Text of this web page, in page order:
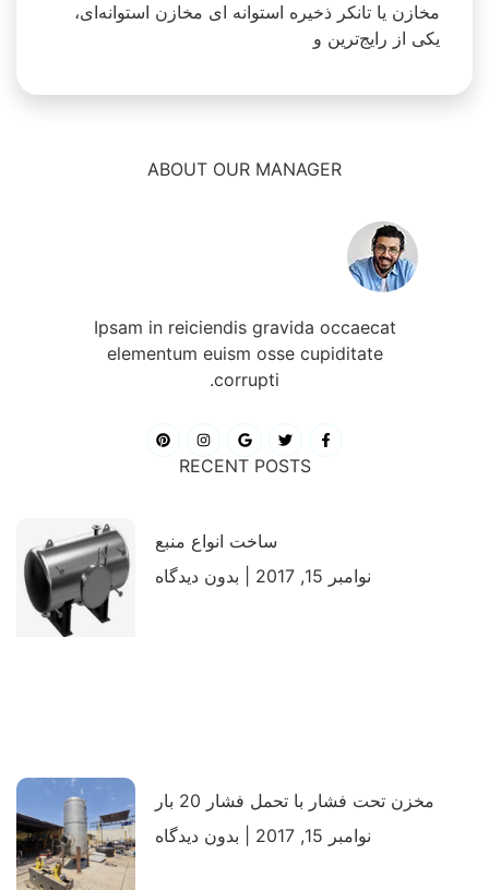
مخازن یا تانکر ذخیره استوانه ای مخازن استوانه‌ای،
یکی از رایج‌ترین و
ABOUT OUR MANAGER
Ipsam in reiciendis gravida occaecat
elementum euism osse cupiditate
corrupti.
RECENT POSTS
ساخت انواع منبع
نوامبر 15, 2017
بدون دیدگاه
مخزن تحت فشار با تحمل فشار 20 بار
نوامبر 15, 2017
بدون دیدگاه